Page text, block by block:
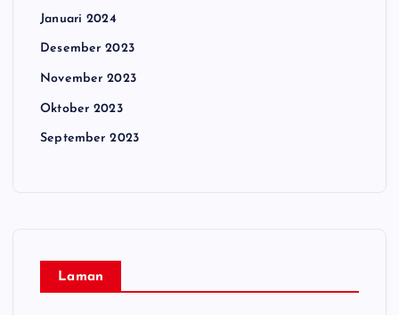
Januari 2024
Desember 2023
November 2023
Oktober 2023
September 2023
Laman